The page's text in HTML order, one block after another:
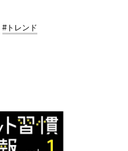
#トレンド